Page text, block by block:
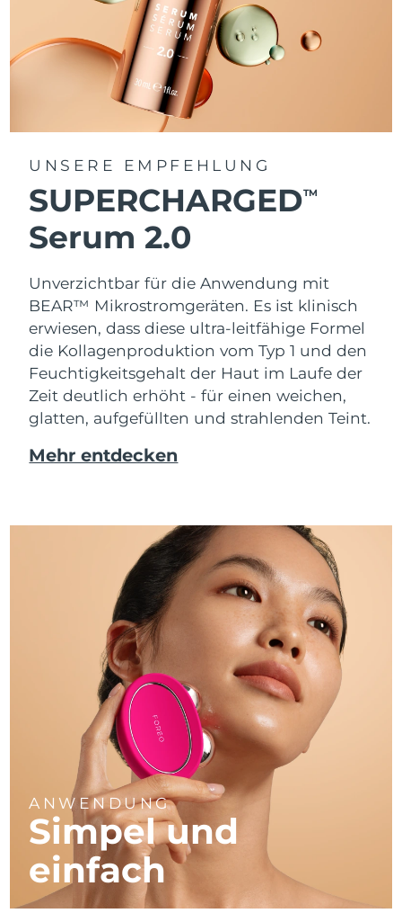
UNSERE EMPFEHLUNG
SUPERCHARGEDTM
Serum 2.0
Unverzichtbar für die Anwendung mit
BEAR™ Mikrostromgeräten. Es ist klinisch
erwiesen, dass diese ultra-leitfähige Formel
die Kollagenproduktion vom Typ 1 und den
Feuchtigkeitsgehalt der Haut im Laufe der
Zeit deutlich erhöht - für einen weichen,
glatten, aufgefüllten und strahlenden Teint.
Mehr entdecken
ANWENDUNG
Simpel und
einfach